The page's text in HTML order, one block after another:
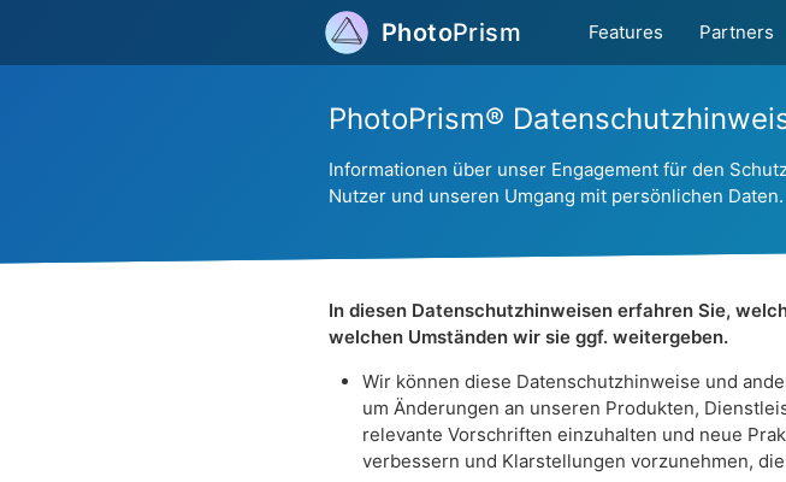
Features Partners
PhotoPrism
PhotoPrism®
Informationen über unser Engagement für den
Nutzer und unseren Umgang mit persönlichen Daten.
In diesen Datenschutzhinweisen erfahren Sie,
welchen Umständen wir sie ggf. weitergeben.
Wir können diese Datenschutzhinweise und
um Änderungen an unseren Produkten,
relevante Vorschriften einzuhalten und neue
verbessern und Klarstellungen vorzunehmen,